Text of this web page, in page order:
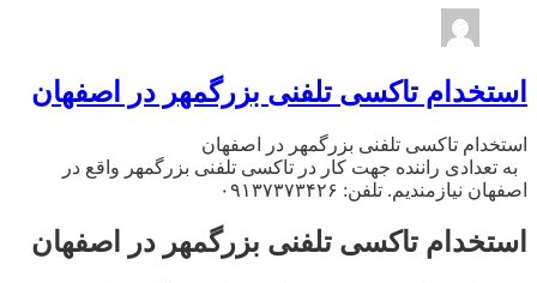
استخدام تاکسی تلفنی بزرگمهر در اصفهان
استخدام تاکسی تلفنی بزرگمهر در اصفهان
به تعدادی راننده جهت کار در تاکسی تلفنی بزرگمهر واقع در
اصفهان نیازمندیم. تلفن: ۰۹۱۳۷۳۷۳۴۲۶
استخدام تاکسی تلفنی بزرگمهر در اصفهان